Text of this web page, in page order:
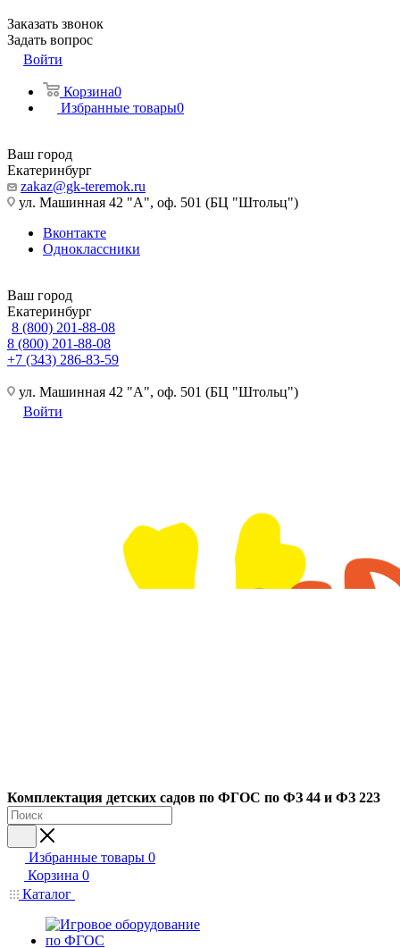
Заказать звонок
Задать вопрос
Войти
Корзина0
Избранные товары0
Ваш город
Екатеринбург
zakaz@gk-teremok.ru
ул. Машинная 42 "А", оф. 501 (БЦ "Штольц")
Вконтакте
Одноклассники
Ваш город
Екатеринбург
8 (800) 201-88-08
8 (800) 201-88-08
+7 (343) 286-83-59
ул. Машинная 42 "А", оф. 501 (БЦ "Штольц")
Войти
Комплектация детских садов по ФГОC по ФЗ 44 и ФЗ 223
Избранные товары 0
Корзина 0
Каталог